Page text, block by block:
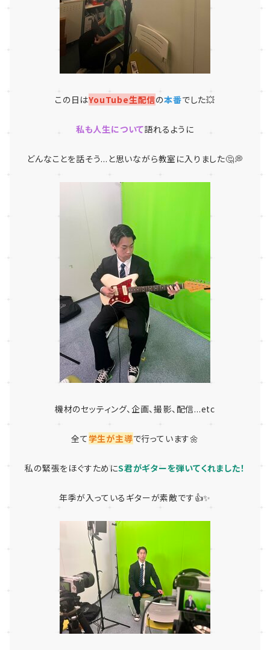
この日はYouTube生配信の本番でした💥
私も人生について語れるように
どんなことを話そう...と思いながら教室に入りました🤔💭
機材のセッティング、企画、撮影、配信...etc
全て学生が主導で行っています🌼
私の緊張をほぐすためにS君がギターを弾いてくれました！
年季が入っているギターが素敵です👍✨